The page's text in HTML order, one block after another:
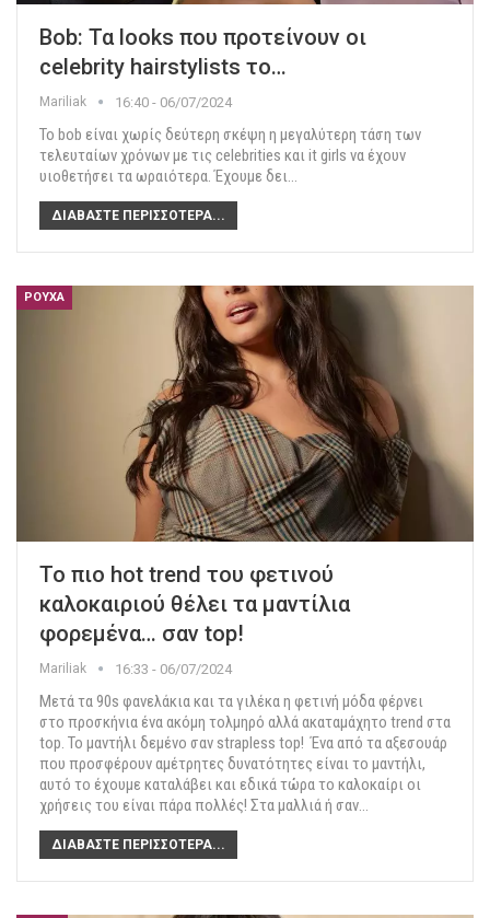
Bob: Τα looks που προτείνουν οι
celebrity hairstylists το…
Mariliak 16:40 - 06/07/2024
Το bob είναι χωρίς δεύτερη σκέψη η μεγαλύτερη τάση των
τελευταίων χρόνων με τις celebrities και it girls να έχουν
υιοθετήσει τα ωραιότερα. Έχουμε δει…
ΔΙΑΒΆΣΤΕ ΠΕΡΙΣΣΌΤΕΡΑ...
ΡΟΎΧΑ
Το πιο hot trend του φετινού
καλοκαιριού θέλει τα μαντίλια
φορεμένα… σαν top!
Mariliak 16:33 - 06/07/2024
Μετά τα 90s φανελάκια και τα γιλέκα η φετινή μόδα φέρνει
στο προσκήνια ένα ακόμη τολμηρό αλλά ακαταμάχητο trend στα
top. To μαντήλι δεμένο σαν strapless top!Ένα από τα αξεσουάρ
που προσφέρουν αμέτρητες δυνατότητες είναι το μαντήλι,
αυτό το έχουμε καταλάβει και εδικά τώρα το καλοκαίρι οι
χρήσεις του είναι πάρα πολλές! Στα μαλλιά ή σαν…
ΔΙΑΒΆΣΤΕ ΠΕΡΙΣΣΌΤΕΡΑ...